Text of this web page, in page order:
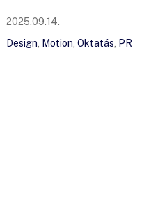
2025.09.14.
Design
Motion ,Oktatás PR